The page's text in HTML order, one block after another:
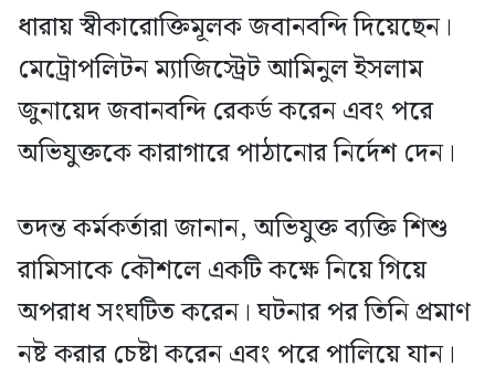
ধারায় স্বীকারোক্তিমূলক জবানবন্দি দিয়েছেন।
মেট্রোপলিটন ম্যাজিস্ট্রেট আমিনুল ইসলাম
জুনায়েদ জবানবন্দি রেকর্ড করেন এবং পরে
অভিযুক্তকে কারাগারে পাঠানোর নির্দেশ দেন।
তদন্ত কর্মকর্তারা জানান, অভিযুক্ত ব্যক্তি শিশু
রামিসাকে কৌশলে একটি কক্ষে নিয়ে গিয়ে
অপরাধ সংঘটিত করেন। ঘটনার পর তিনি প্রমাণ
নষ্ট করার চেষ্টা করেন এবং পরে পালিয়ে যান।